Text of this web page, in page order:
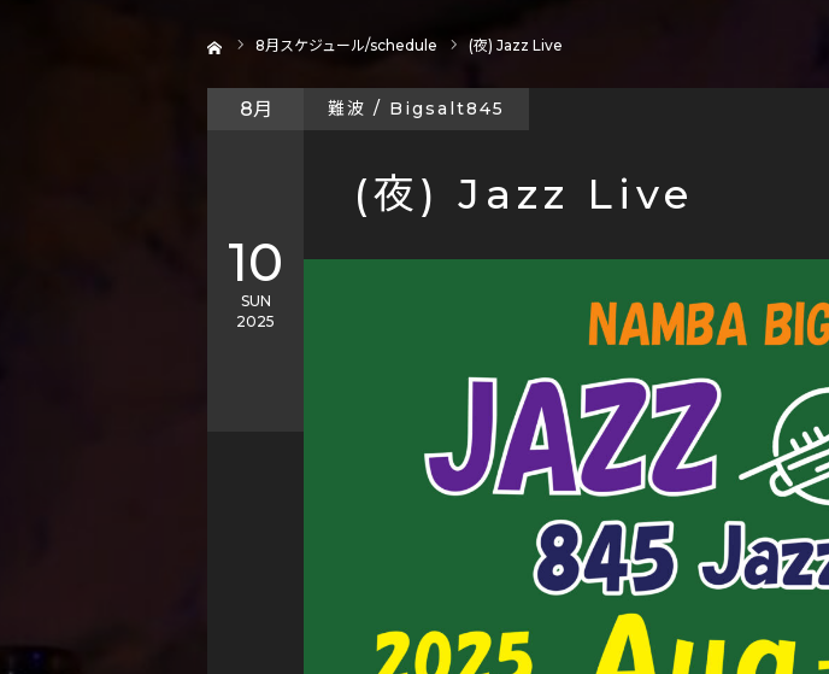
8月スケジュール/schedule (夜) Jazz Live
(夜) Jazz Live
8月
10
SUN
2025
難波 / Bigsalt845